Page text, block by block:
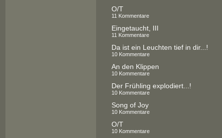
O/T
11 Kommentare
Eingetaucht, III
11 Kommentare
Da ist ein Leuchten tief in dir...!
10 Kommentare
An den Klippen
10 Kommentare
Der Frühling explodiert...!
10 Kommentare
Song of Joy
10 Kommentare
O/T
10 Kommentare